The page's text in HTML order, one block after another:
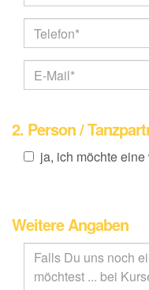
2. Person /
ja, ich möchte
Weitere Angaben